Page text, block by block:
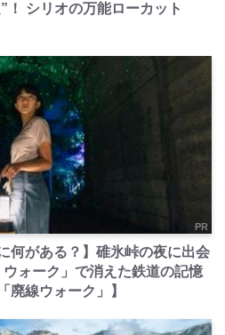
！ シリオの万能ローカット
PR
何がある？】碓氷峠の夜に出会
ォーク」で消えた鉄道の記憶
廃線ウォーク」】